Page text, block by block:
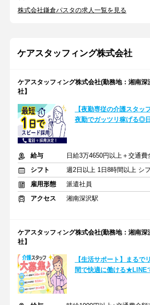
株式会社鎌倉パスタの求人一覧を見る
ケアスタッフィング株式会社
ケアスタッフィング株式会社(勤務地：湘南深
社】
【夜勤専従の介護スタッ
夜勤でガッツリ稼げる◎
給与
日給3万4650円以上＋交通費
シフト
雇用形態
派遣社員
アクセス
湘南深沢駅
ケアスタッフィング株式会社(勤務地：湘南深
社】
【生活サポート】まるで
間で快適に働ける